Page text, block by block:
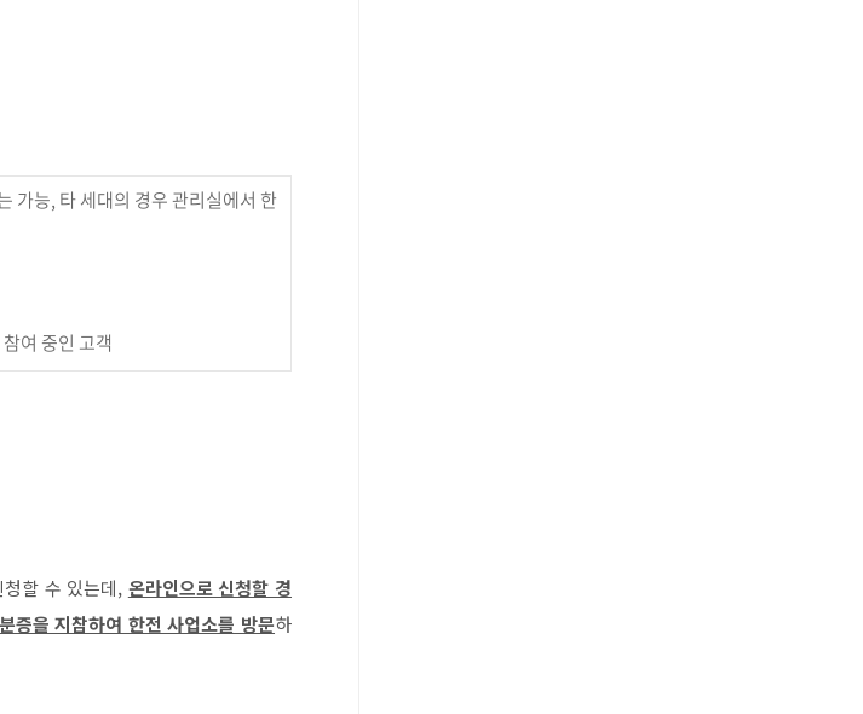
가능, 타 세대의 경우 관리실에서 한
여 중인 고객
할 수 있는데, 온라인으로 신청할 경
증을 지참하여 한전 사업소를 방문하